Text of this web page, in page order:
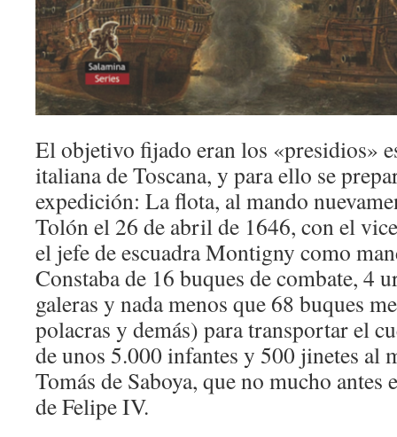
El objetivo fijado eran los «presidios»
italiana de Toscana, y para ello se
expedición: La flota, al mando
Tolón el 26 de abril de 1646, con el
el jefe de escuadra Montigny como
Constaba de 16 buques de combate, 4
galeras y nada menos que 68 buques
polacras y demás) para transportar el
de unos 5.000 infantes y 500 jinetes al
Tomás de Saboya, que no mucho antes
de Felipe IV.